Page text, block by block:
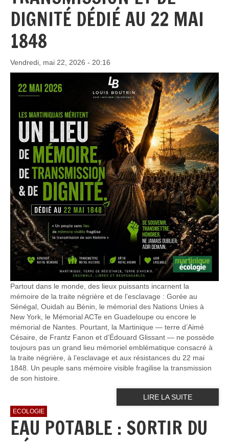
DIGNITÉ DÉDIÉ AU 22 MAI
1848
Vendredi, mai 22, 2026 - 20:16
Partout dans le monde, des lieux puissants incarnent la
mémoire de la traite négrière et de l’esclavage : Gorée au
Sénégal, Ouidah au Bénin, le mémorial des Nations Unies à
New York, le Mémorial ACTe en Guadeloupe ou encore le
mémorial de Nantes. Pourtant, la Martinique — terre d’Aimé
Césaire, de Frantz Fanon et d’Édouard Glissant — ne possède
toujours pas un grand lieu mémoriel emblématique consacré à
la traite négrière, à l’esclavage et aux résistances du 22 mai
1848. Un peuple sans mémoire visible fragilise la transmission
de son histoire.
LIRE LA SUITE
ECOLOGIE
EAU POTABLE : SORTIR DU